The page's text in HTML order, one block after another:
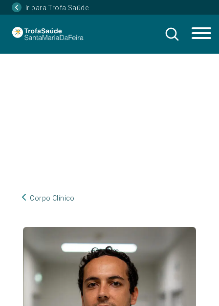
Ir para Trofa Saúde
Corpo Clínico